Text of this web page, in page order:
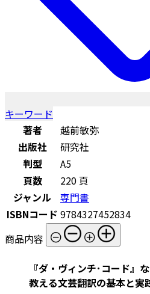
キーワード
著者
越前敏弥
出版社
研究社
判型
A5
頁数
220 頁
ジャンル
専門書
ISBNコード 9784327452834
商品内容
『ダ・ヴィンチ･コード』
教える文芸翻訳の基本と実